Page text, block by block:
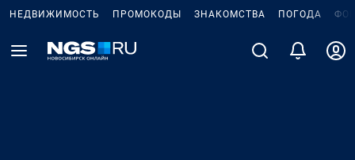
НЕДВИЖИМОСТЬ ПРОМОКОДЫ ЗНАКОМСТВА ПОГОДА